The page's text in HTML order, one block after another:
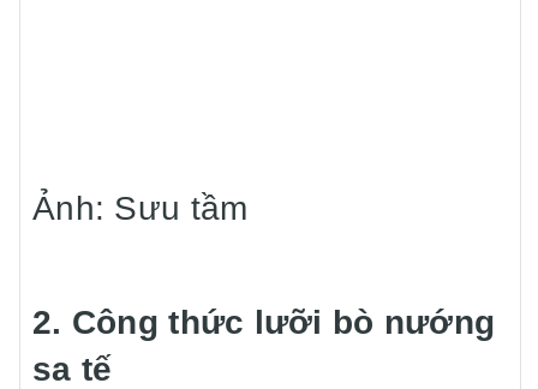
Ảnh: Sưu tầm
2. Công thức lưỡi bò nướng
sa tế